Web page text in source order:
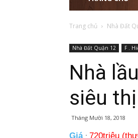
Trang chủ Nhà Đất
Nhà Đất Quận 12 F .
Nhà
siêu
Tháng Mười 18, 2018
Giá : 720triệu